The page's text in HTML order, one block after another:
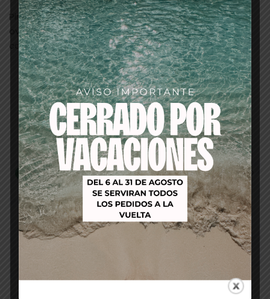
Pincel profesional de maquillaje D´ORLEAC, su forma
oval lo hace ideal para el maquillar los labios y está
confeccionado con pelo de marta.
Productos relacionados
-12% -8%